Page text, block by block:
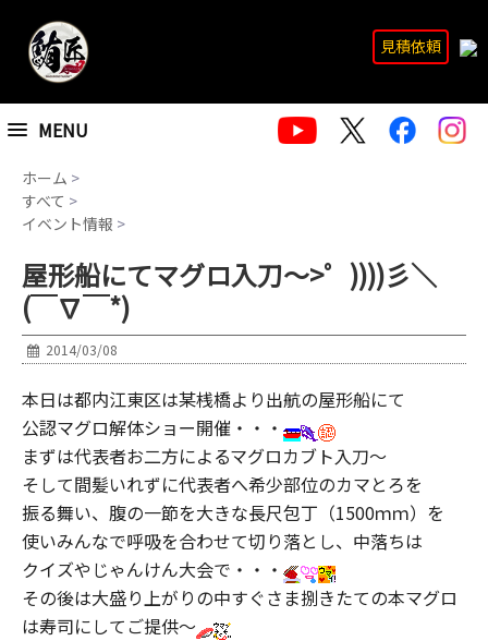
MENU
見積依頼
ホーム >
すべて >
イベント情報 >
屋形船にてマグロ入刀～>゜))))彡＼
(￣∇￣*)
2014/03/08
本日は都内江東区は某桟橋より出航の屋形船にて
公認マグロ解体ショー開催・・・
まずは代表者お二方によるマグロカブト入刀～
そして間髪いれずに代表者へ希少部位のカマとろを
振る舞い、腹の一節を大きな長尺包丁（1500ｍｍ）を
使いみんなで呼吸を合わせて切り落とし、中落ちは
クイズやじゃんけん大会で・・・
その後は大盛り上がりの中すぐさま捌きたての本マグロ
は寿司にしてご提供～